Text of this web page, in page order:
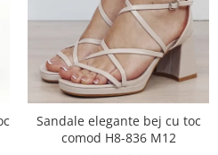
Sandale elegante bej cu toc
comod H8-836 M12